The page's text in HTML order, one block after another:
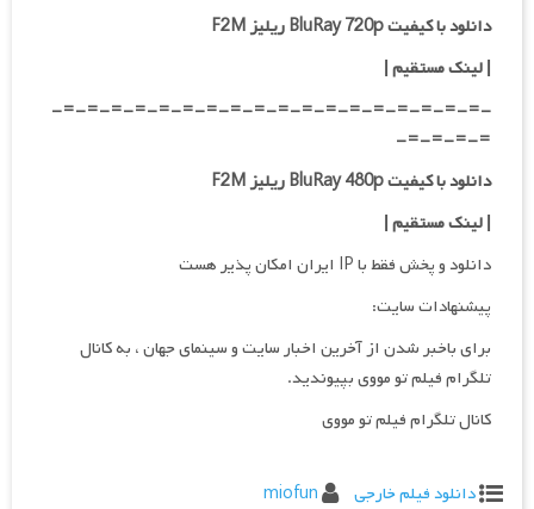
دانلود با کیفیت BluRay 720p ریلیز F2M
| لینک مستقیم|
-=-=-=-=-=-=-=-=-=-=-=-=-=-=-=-=-=-=-
=-=-=-=-
دانلود با کیفیت BluRay 480p ریلیز F2M
| لینک مستقیم|
دانلود و پخش فقط با IP ایران امکان پذیر هست
پیشنهادات سایت:
برای باخبر شدن از آخرین اخبار سایت و سینمای جهان ، به کانال
تلگرام فیلم تو مووی بپیوندید.
کانال تلگرام فیلم تو مووی
دانلود فیلم خارجی
miofun